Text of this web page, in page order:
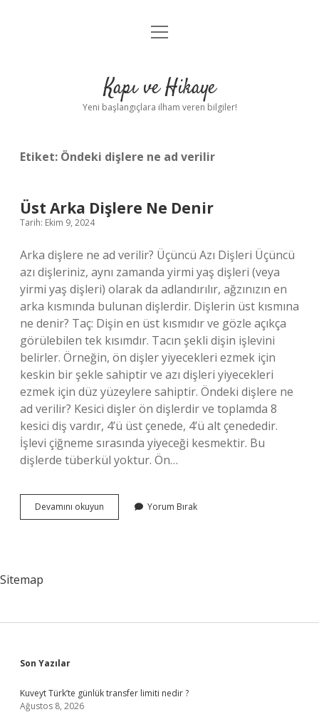
Anasayfa
Yasal Uyarı
menüyü
Kapı ve Hikaye
Yeni başlangıçlara ilham veren bilgiler!
Etiket: Öndeki dişlere ne ad verilir
Üst Arka Dişlere Ne Denir
Tarih: Ekim 9, 2024
Arka dişlere ne ad verilir? Üçüncü Azı Dişleri Üçüncü
azı dişleriniz, aynı zamanda yirmi yaş dişleri (veya
yirmi yaş dişleri) olarak da adlandırılır, ağzınızın en
arka kısmında bulunan dişlerdir. Dişlerin üst kısmına
ne denir? Taç: Dişin en üst kısmıdır ve gözle açıkça
görülebilen tek kısımdır. Tacın şekli dişin işlevini
belirler. Örneğin, ön dişler yiyecekleri ezmek için
keskin bir şekle sahiptir ve azı dişleri yiyecekleri
ezmek için düz yüzeylere sahiptir. Öndeki dişlere ne
ad verilir? Kesici dişler ön dişlerdir ve toplamda 8
kesici diş vardır, 4’ü üst çenede, 4’ü alt çenededir.
İşlevi çiğneme sırasında yiyeceği kesmektir. Bu
dişlerde tüberkül yoktur. Ön…
Devamını okuyun
Arka
Yorum Bırak
Sitemap
Sidebar
Son Yazılar
Kuveyt Türk’te günlük transfer limiti nedir ?
Ağustos 8, 2026